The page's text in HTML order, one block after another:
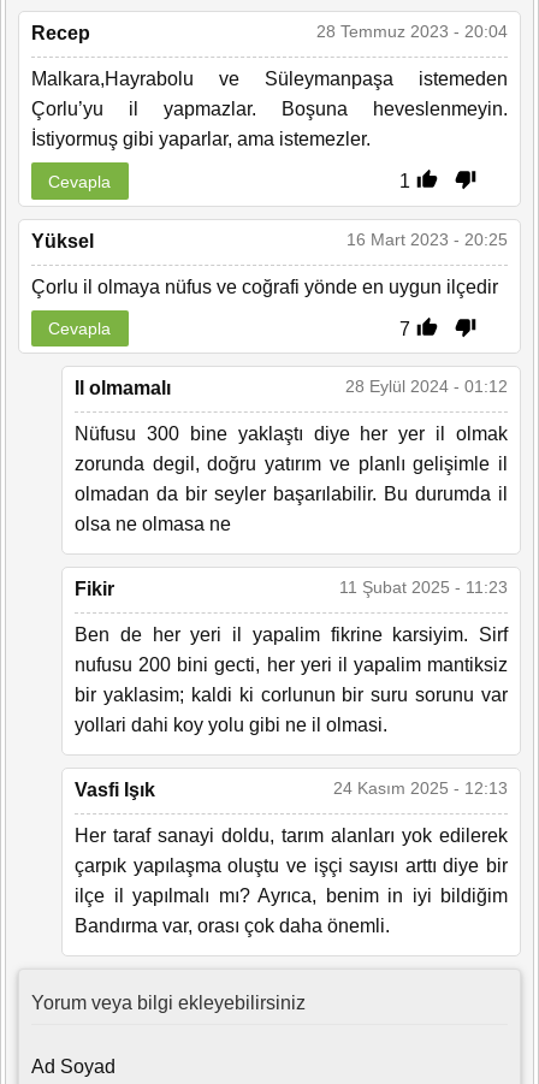
Recep 28 Temmuz 2023 - 20:04
Malkara,Hayrabolu ve Süleymanpaşa istemeden
Çorlu’yu il yapmazlar. Boşuna heveslenmeyin.
İstiyormuş gibi yaparlar, ama istemezler.
1
Cevapla
Yüksel 16 Mart 2023 - 20:25
Çorlu il olmaya nüfus ve coğrafi yönde en uygun ilçedir
7
Cevapla
Il olmamalı 28 Eylül 2024 - 01:12
Nüfusu 300 bine yaklaştı diye her yer il olmak
zorunda degil, doğru yatırım ve planlı gelişimle il
olmadan da bir seyler başarılabilir. Bu durumda il
olsa ne olmasa ne
Fikir 11 Şubat 2025 - 11:23
Ben de her yeri il yapalim fikrine karsiyim. Sirf
nufusu 200 bini gecti, her yeri il yapalim mantiksiz
bir yaklasim; kaldi ki corlunun bir suru sorunu var
yollari dahi koy yolu gibi ne il olmasi.
Vasfi Işık 24 Kasım 2025 - 12:13
Her taraf sanayi doldu, tarım alanları yok edilerek
çarpık yapılaşma oluştu ve işçi sayısı arttı diye bir
ilçe il yapılmalı mı? Ayrıca, benim in iyi bildiğim
Bandırma var, orası çok daha önemli.
Yorum veya bilgi ekleyebilirsiniz
Ad Soyad